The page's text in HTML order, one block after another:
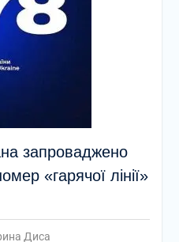
запроваджено
«гарячої лінії»
Диса